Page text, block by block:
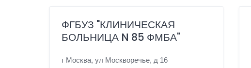
ФГБУЗ "КЛИНИЧЕСКАЯ
БОЛЬНИЦА N 85 ФМБА"
г Москва, ул Москворечье, д 16